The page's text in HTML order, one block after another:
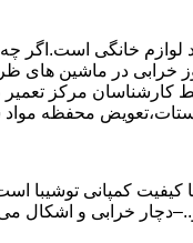
خانگی است.اگر
در ماشین های
توسط کارشناسان
محفظه
کمپانی توشیبا
خرابی و اشکال